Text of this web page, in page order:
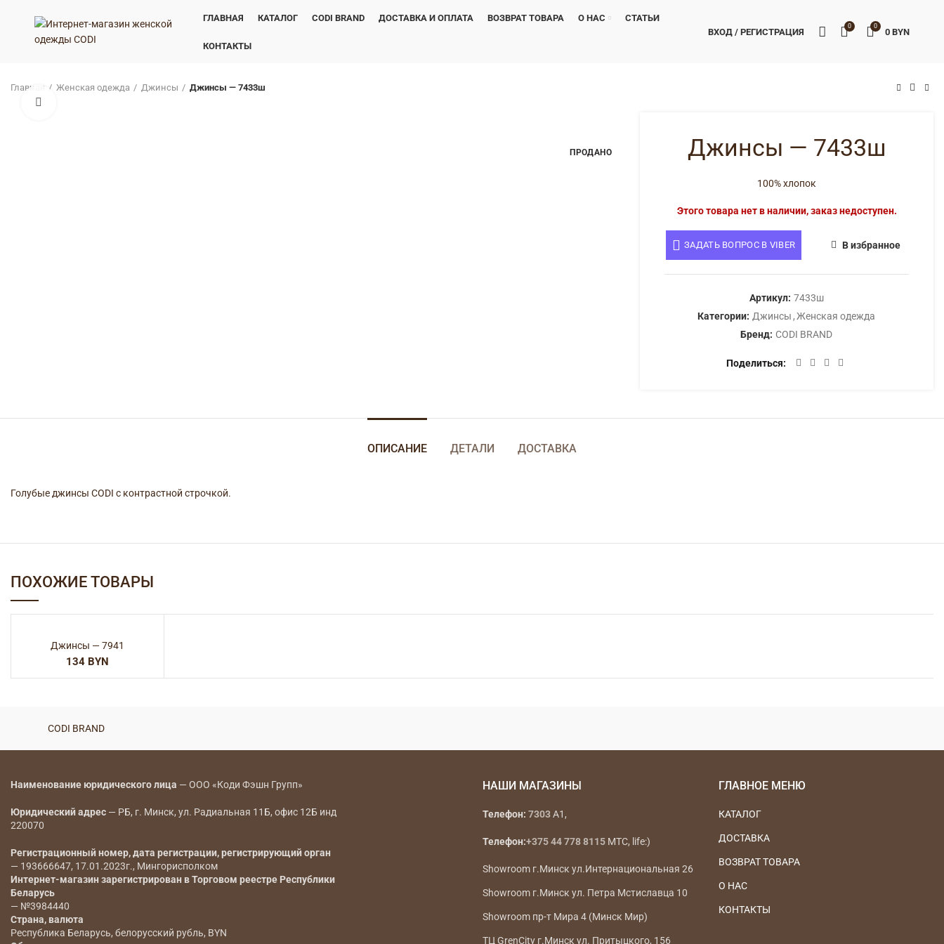
ГЛАВНАЯ КАТАЛОГ CODI BRAND ДОСТАВКА И ОПЛАТА ВОЗВРАТ ТОВАРА О НАС СТАТЬИ
КОНТАКТЫ
ВХОД / РЕГИСТРАЦИЯ
0 0
0BYN
Главная Женская одежда Джинсы Джинсы — 7433ш
ПРОДАНО Джинсы — 7433ш
100% хлопок
Этого товара нет в наличии, заказ недоступен.
ЗАДАТЬ ВОПРОС В VIBER В избранное
Артикул: 7433ш
Категории: Джинсы ,Женская одежда
Бренд: CODI BRAND
Поделиться
ОПИСАНИЕ ДЕТАЛИ ДОСТАВКА
Голубые джинсы CODI с контрастной строчкой.
ПОХОЖИЕ ТОВАРЫ
Джинсы — 7941
BYN
CODI BRAND
Наименование юридического лица — ООО «Коди Фэшн Групп»
Юридический адрес — РБ, г. Минск, ул. Радиальная 11Б, офис 12Б инд
220070
Регистрационный номер, дата регистрации, регистрирующий орган
— 193666647, 17.01.2023г., Мингорисполком
Интернет-магазин зарегистрирован в Торговом реестре Республики
Беларусь
— №3984440
Страна, валюта
Республика Беларусь, белорусский рубль, BYN
НАШИ МАГАЗИНЫ
Телефон: 7303A1,
Телефон:+375 44 778 8115 МТС, life:)
Showroom г.Минск ул.Интернациональная 26
Showroom г.Минск ул. Петра Мстиславца 10
Showroom пр-т Мира 4 (Минск Мир)
ТЦ GrenCity г.Минск ул. Притыцкого, 156
ГЛАВНОЕ МЕНЮ
КАТАЛОГ
ДОСТАВКА
ВОЗВРАТ ТОВАРА
О НАС
КОНТАКТЫ